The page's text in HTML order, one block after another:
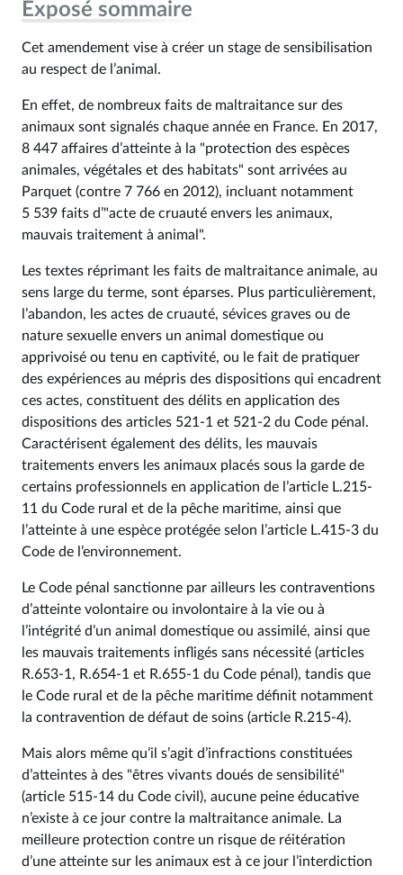
Exposé sommaire
Cet amendement vise à créer un stage de sensibilisation
au respect de l’animal.
En effet, de nombreux faits de maltraitance sur des
animaux sont signalés chaque année en France. En 2017,
8 447 affaires d’atteinte à la "protection des espèces
animales, végétales et des habitats" sont arrivées au
Parquet (contre 7 766 en 2012), incluant notamment
5 539 faits d’"acte de cruauté envers les animaux,
mauvais traitement à animal".
Les textes réprimant les faits de maltraitance animale, au
sens large du terme, sont éparses. Plus particulièrement,
l’abandon, les actes de cruauté, sévices graves ou de
nature sexuelle envers un animal domestique ou
apprivoisé ou tenu en captivité, ou le fait de pratiquer
des expériences au mépris des dispositions qui encadrent
ces actes, constituent des délits en application des
dispositions des articles 521-1 et 521-2 du Code pénal.
Caractérisent également des délits, les mauvais
traitements envers les animaux placés sous la garde de
certains professionnels en application de l’article L.215-
11 du Code rural et de la pêche maritime, ainsi que
l’atteinte à une espèce protégée selon l’article L.415-3 du
Code de l’environnement.
Le Code pénal sanctionne par ailleurs les contraventions
d’atteinte volontaire ou involontaire à la vie ou à
l’intégrité d’un animal domestique ou assimilé, ainsi que
les mauvais traitements infligés sans nécessité (articles
R.653-1, R.654-1 et R.655-1 du Code pénal), tandis que
le Code rural et de la pêche maritime définit notamment
la contravention de défaut de soins (article R.215-4).
Mais alors même qu’il s’agit d’infractions constituées
d’atteintes à des "êtres vivants doués de sensibilité"
(article 515-14 du Code civil), aucune peine éducative
n’existe à ce jour contre la maltraitance animale. La
meilleure protection contre un risque de réitération
d’une atteinte sur les animaux est à ce jour l’interdiction